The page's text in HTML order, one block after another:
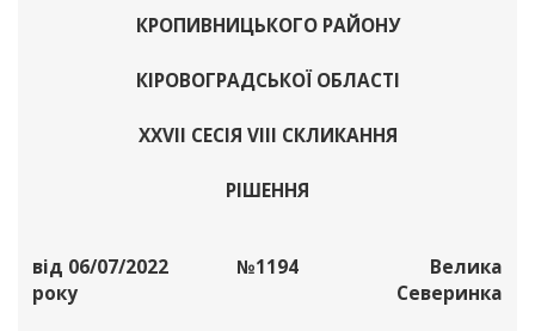
КРОПИВНИЦЬКОГО РАЙОНУ
КІРОВОГРАДСЬКОЇ ОБЛАСТІ
ХХVІІ СЕСІЯ VІІІ СКЛИКАННЯ
РІШЕННЯ
від 06/07/2022
року
№1194
Велика
Северинка